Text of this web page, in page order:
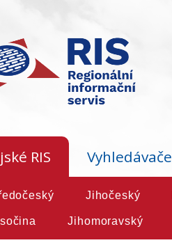
RIS Vyhledávače
Jihočeský
Jihomoravský